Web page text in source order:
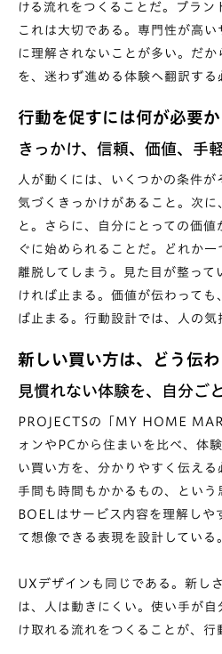
ける流れをつくることだ。ブラン
これは大切である。専門性が高
に理解されないことが多い。だ
を、迷わず進める体験へ翻訳する
行動を促すには何が必要か
きっかけ、信頼、価値、手
人が動くには、いくつかの条件が
気づくきっかけがあること。次
と。さらに、自分にとっての価値
ぐに始められることだ。どれか
離脱してしまう。見た目が整って
ければ止まる。価値が伝わって
ば止まる。行動設計では、人の気
新しい買い方は、どう伝
見慣れない体験を、自分ご
PROJECTSの「MY HOME
ォンやPCから住まいを比べ、体
い買い方を、分かりやすく伝え
手間も時間もかかるもの、という
BOELはサービス内容を理解しや
て想像できる表現を設計している
UXデザインも同じである。新し
は、人は動きにくい。使い手が
け取れる流れをつくることが、行